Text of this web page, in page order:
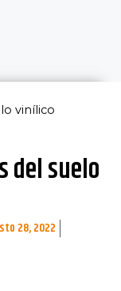
vinílico
del suelo
28, 2022